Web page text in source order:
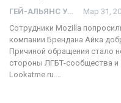
ГЕЙ-АЛЬЯНС УКРАИНА Мар 31,
Сотрудники Mozilla
компании Брендана Айка
Причиной обращения стало
стороны ЛГБТ-сообщества
Lookatme.ru.…